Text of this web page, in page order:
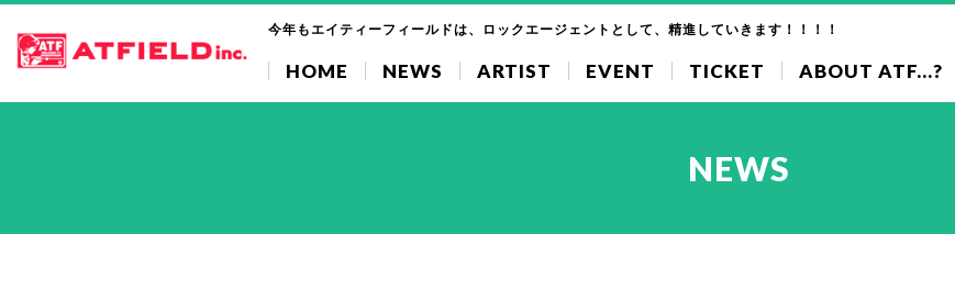
今年もエイティーフィールドは、ロックエージェントとして、精進していきます！！！！
HOME NEWS ARTIST EVENT TICKET ABOUT ATF...?
NEWS